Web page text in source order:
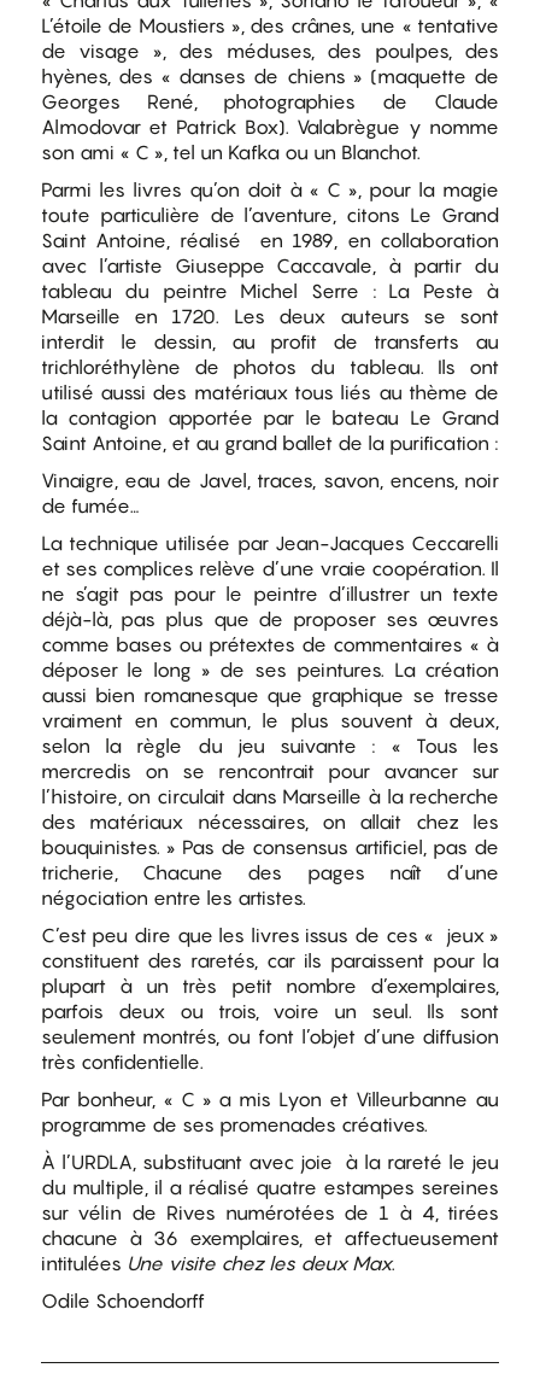
L’étoile de Moustiers », des crânes, une « tentative
de visage », des méduses, des poulpes, des
hyènes, des « danses de chiens » (maquette de
Georges René, photographies de Claude
Almodovar et Patrick Box). Valabrègue y nomme
son ami « C », tel un Kafka ou un Blanchot.
Parmi les livres qu’on doit à « C », pour la magie
toute particulière de l’aventure, citons Le Grand
Saint Antoine, réalisé en 1989, en collaboration
avec l’artiste Giuseppe Caccavale, à partir du
tableau du peintre Michel Serre : La Peste à
Marseille en 1720. Les deux auteurs se sont
interdit le dessin, au profit de transferts au
trichloréthylène de photos du tableau. Ils ont
utilisé aussi des matériaux tous liés au thème de
la contagion apportée par le bateau Le Grand
Saint Antoine, et au grand ballet de la purification :
Vinaigre, eau de Javel, traces, savon, encens, noir
de fumée…
La technique utilisée par Jean-Jacques Ceccarelli
et ses complices relève d’une vraie coopération. Il
ne s’agit pas pour le peintre d’illustrer un texte
déjà-là, pas plus que de proposer ses œuvres
comme bases ou prétextes de commentaires « à
déposer le long » de ses peintures. La création
aussi bien romanesque que graphique se tresse
vraiment en commun, le plus souvent à deux,
selon la règle du jeu suivante : « Tous les
mercredis on se rencontrait pour avancer sur
l’histoire, on circulait dans Marseille à la recherche
des matériaux nécessaires, on allait chez les
bouquinistes. » Pas de consensus artificiel, pas de
tricherie, Chacune des pages naît d’une
négociation entre les artistes.
C’est peu dire que les livres issus de ces « jeux »
constituent des raretés, car ils paraissent pour la
plupart à un très petit nombre d’exemplaires,
parfois deux ou trois, voire un seul. Ils sont
seulement montrés, ou font l’objet d’une diffusion
très confidentielle.
Par bonheur, « C » a mis Lyon et Villeurbanne au
programme de ses promenades créatives.
À l’URDLA, substituant avec joie à la rareté le jeu
du multiple, il a réalisé quatre estampes sereines
sur vélin de Rives numérotées de 1 à 4, tirées
chacune à 36 exemplaires, et affectueusement
intitulées Une visite chez les deux Max.
Odile Schoendorff